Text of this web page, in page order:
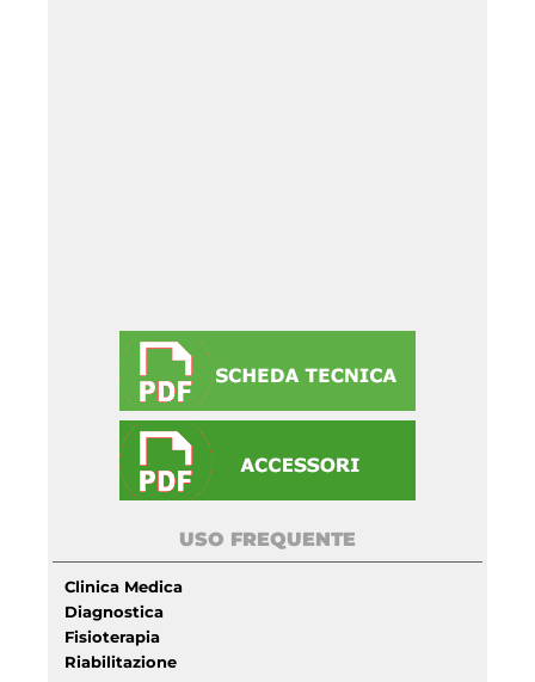
USO FREQUENTE
Clinica Medica
Diagnostica
Fisioterapia
Riabilitazione